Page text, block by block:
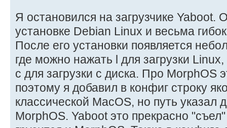
Я остановился на загрузчике Yaboot.
установке Debian Linux и весьма
После его установки появляется
где можно нажать l для загрузки
с для загрузки с диска. Про MorphOS
поэтому я добавил в конфиг строку
классической MacOS, но путь указал
MorphOS. Yaboot это прекрасно